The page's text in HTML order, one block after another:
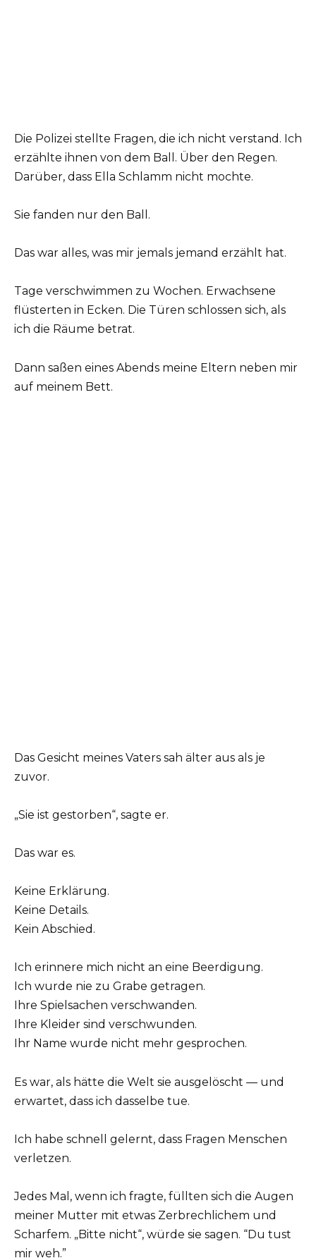
Die Polizei stellte Fragen, die ich nicht verstand. Ich
erzählte ihnen von dem Ball. Über den Regen.
Darüber, dass Ella Schlamm nicht mochte.
Sie fanden nur den Ball.
Das war alles, was mir jemals jemand erzählt hat.
Tage verschwimmen zu Wochen. Erwachsene
flüsterten in Ecken. Die Türen schlossen sich, als
ich die Räume betrat.
Dann saßen eines Abends meine Eltern neben mir
auf meinem Bett.
Das Gesicht meines Vaters sah älter aus als je
zuvor.
„Sie ist gestorben“, sagte er.
Das war es.
Keine Erklärung.
Keine Details.
Kein Abschied.
Ich erinnere mich nicht an eine Beerdigung.
Ich wurde nie zu Grabe getragen.
Ihre Spielsachen verschwanden.
Ihre Kleider sind verschwunden.
Ihr Name wurde nicht mehr gesprochen.
Es war, als hätte die Welt sie ausgelöscht — und
erwartet, dass ich dasselbe tue.
Ich habe schnell gelernt, dass Fragen Menschen
verletzen.
Jedes Mal, wenn ich fragte, füllten sich die Augen
meiner Mutter mit etwas Zerbrechlichem und
Scharfem. „Bitte nicht“, würde sie sagen. “Du tust
mir weh.”